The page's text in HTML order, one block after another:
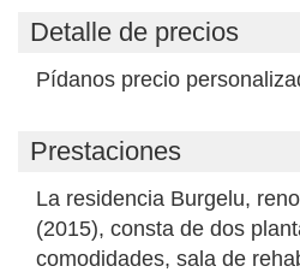
Detalle de precios
Pídanos precio
Prestaciones
La residencia Burgelu,
(2015), consta de dos
comodidades, sala de